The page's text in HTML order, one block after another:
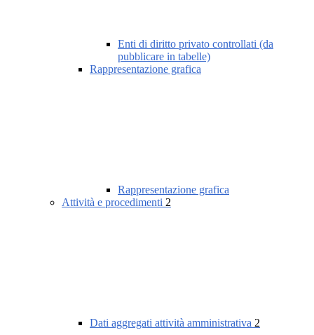
Enti di diritto privato controllati (da
pubblicare in tabelle)
Rappresentazione grafica
Rappresentazione grafica
Attività e procedimenti 2
Dati aggregati attività amministrativa 2